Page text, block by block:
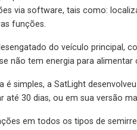
via software, tais como:
funções.
do veículo principal,
se não tem energia para alimentar
é simples, a SatLight
até 30 dias, ou em sua versão
em todos os tipos de